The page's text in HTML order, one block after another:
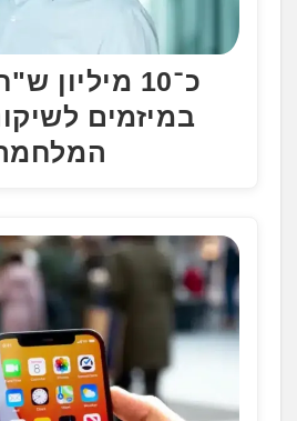
כ־10 מיליון
במיזמים